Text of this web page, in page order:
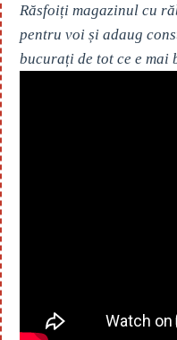
Răsfoiți magazinul cu
pentru voi și adaug
bucurați de tot ce e mai